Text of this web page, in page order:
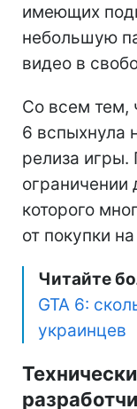
имеющих
небольшую
видео в
Со всем тем,
6 вспыхнула
релиза игры.
ограничении
которого
от покупки
Читайте
GTA 6:
украинцев